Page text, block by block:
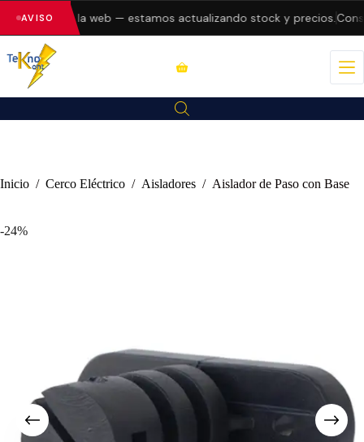
AVISO
errores en la web — estamos actualizando stock y precios.
Inicio / Cerco Eléctrico / Aisladores / Aislador de Paso con Base
-24%